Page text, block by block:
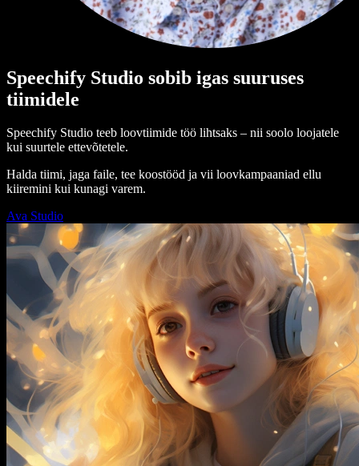
Speechify Studio sobib igas suuruses
tiimidele
Speechify Studio teeb loovtiimide töö lihtsaks – nii soolo loojatele
kui suurtele ettevõtetele.
Halda tiimi, jaga faile, tee koostööd ja vii loovkampaaniad ellu
kiiremini kui kunagi varem.
Ava Studio